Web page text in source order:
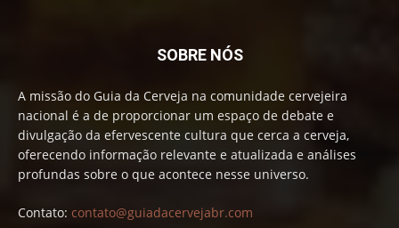
SOBRE NÓS
A missão do Guia da Cerveja na comunidade cervejeira
nacional é a de proporcionar um espaço de debate e
divulgação da efervescente cultura que cerca a cerveja,
oferecendo informação relevante e atualizada e análises
profundas sobre o que acontece nesse universo.
Contato: contato@guiadacervejabr.com